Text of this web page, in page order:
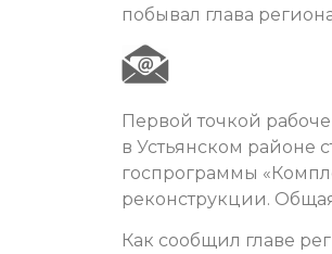
побывал глава
Первой точкой
в Устьянском районе
госпрограммы
реконструкции.
Как сообщил главе